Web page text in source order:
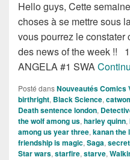
Hello guys, Cette
choses à se mettre sous
vous pourrez le
des news of the week !!
ANGELA #1 SWA
Posté dansNouveautés Comics
birthright, Black Science,
Death sentence london,
the wolf among us, harley quinn,
among us year three, kanan the
friendship is magic, Saga,
Star wars, starfire, starve,